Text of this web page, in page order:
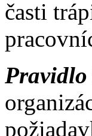
časti
Pravidlo